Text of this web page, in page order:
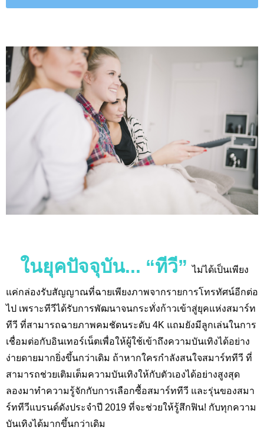
ในยุคปัจจุบัน... “ทีวี” ไม่ได้เป็นเพียง
แค่กล่องรับสัญญาณที่ฉายเพียงภาพจากรายการโทรทัศน์อีกต่อ
ไป เพราะทีวีได้รับการพัฒนาจนกระทั่งก้าวเข้าสู่ยุคแห่งสมาร์ท
ทีวี ที่สามารถฉายภาพคมชัดนระดับ 4K แถมยังมีลูกเล่นในการ
เชื่อมต่อกับอินเทอร์เน็ตเพื่อให้ผู้ใช้เข้าถึงความบันเทิงได้อย่าง
ง่ายดายมากยิ่งขึ้นกว่าเดิม ถ้าหากใครกำลังสนใจสมาร์ททีวี ที่
สามารถช่วยเติมเต็มความบันเทิงให้กับตัวเองได้อย่างสูงสุด
ลองมาทำความรู้จักกับการเลือกซื้อสมาร์ททีวี และรุ่นของสมา
ร์ททีวีแบรนด์ดังประจำปี 2019 ที่จะช่วยให้รู้สึกฟิน! กับทุกความ
บันเทิงได้มากขึ้นกว่าเดิม